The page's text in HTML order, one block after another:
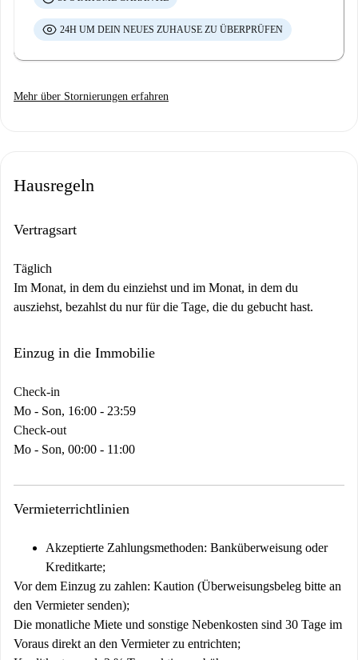
24H UM DEIN NEUES ZUHAUSE ZU ÜBERPRÜFEN
Mehr über Stornierungen erfahren
Hausregeln
Vertragsart
Täglich
Im Monat, in dem du einziehst und im Monat, in dem du
ausziehst, bezahlst du nur für die Tage, die du gebucht hast.
Einzug in die Immobilie
Check-in
Mo - Son, 16:00 - 23:59
Check-out
Mo - Son, 00:00 - 11:00
Vermieterrichtlinien
Akzeptierte Zahlungsmethoden: Banküberweisung oder
Kreditkarte;
Vor dem Einzug zu zahlen: Kaution (Überweisungsbeleg bitte an
den Vermieter senden);
Die monatliche Miete und sonstige Nebenkosten sind 30 Tage im
Voraus direkt an den Vermieter zu entrichten;